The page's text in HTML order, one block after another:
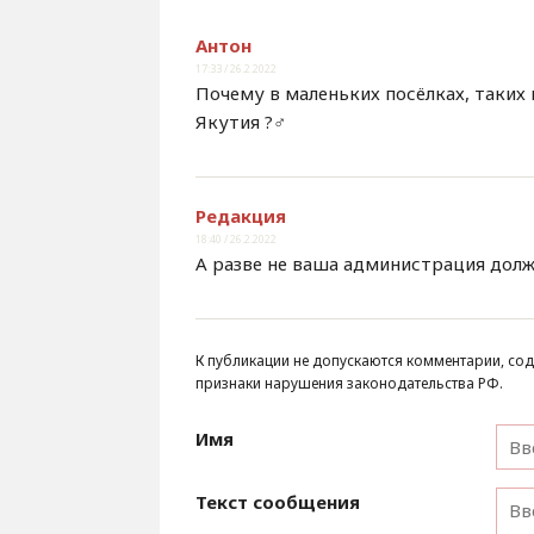
Антон
17:33 / 26.2.2022
Почему в маленьких посёлках,
Якутия ?‍♂️
Редакция
18:40 / 26.2.2022
А разве не ваша администрация
К публикации не допускаются комментарии,
признаки нарушения законодательства РФ.
Имя
Текст сообщения